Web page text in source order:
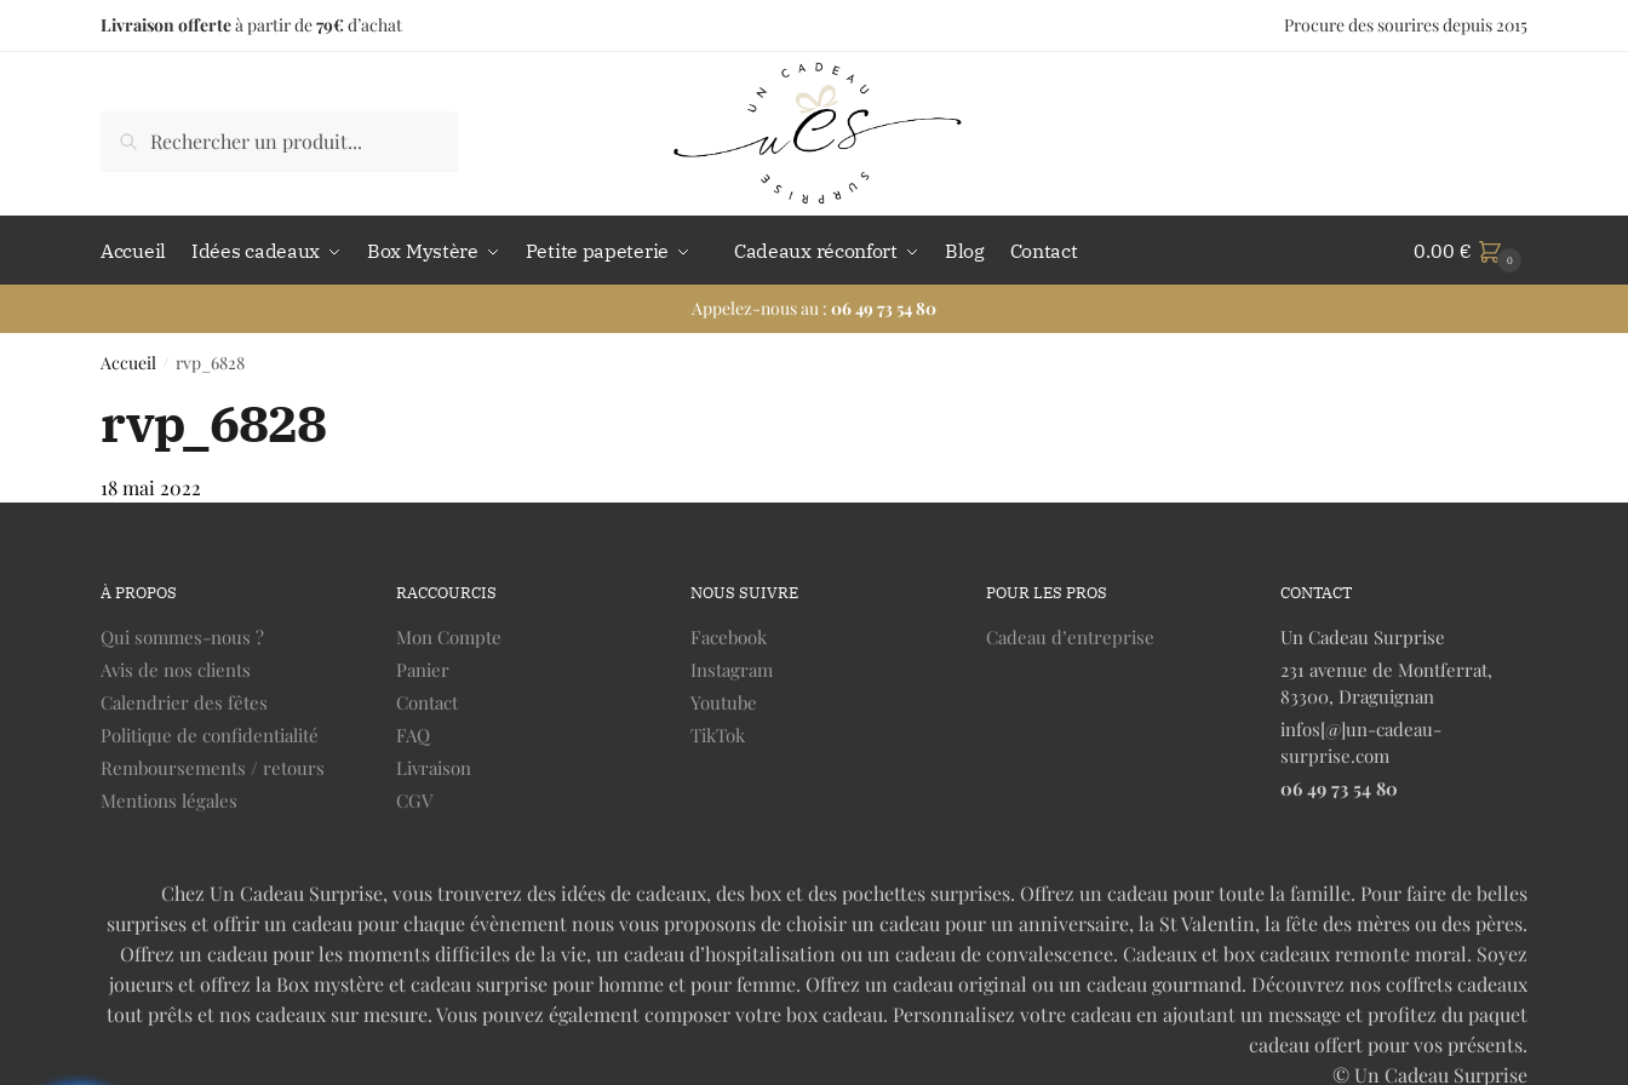
Livraison offerteà partir de79€d’achat Procure des sourires depuis 2015
Accueil Idées cadeaux Box Mystère Petite papeterie Cadeaux réconfort Blog Contact 0.00 € 0
Appelez-nous au : 06 49 73 54 80
Accueil / rvp_6828
rvp_6828
18 mai 2022
À PROPOS
Qui sommes-nous ?
Avis de nos clients
Calendrier des fêtes
Politique de confidentialité
Remboursements / retours
Mentions légales
RACCOURCIS
Mon Compte
Panier
Contact
FAQ
Livraison
CGV
NOUS SUIVRE
Facebook
Instagram
Youtube
TikTok
POUR LES PROS
Cadeau d’entreprise
CONTACT
Un Cadeau Surprise
231 avenue de Montferrat,
83300, Draguignan
infos[@]un-cadeau-
surprise.com
06 49 73 54 80
Chez Un Cadeau Surprise, vous trouverez des idées de cadeaux, des box et des pochettes surprises. Offrez un cadeau pour toute la famille. Pour faire de belles
surprises et offrir un cadeau pour chaque évènement nous vous proposons de choisir un cadeau pour un anniversaire, la St Valentin, la fête des mères ou des pères.
Offrez un cadeau pour les moments difficiles de la vie, un cadeau d’hospitalisation ou un cadeau de convalescence. Cadeaux et box cadeaux remonte moral. Soyez
joueurs et offrez la Box mystère et cadeau surprise pour homme et pour femme. Offrez un cadeau original ou un cadeau gourmand. Découvrez nos coffrets cadeaux
tout prêts et nos cadeaux sur mesure. Vous pouvez également composer votre box cadeau. Personnalisez votre cadeau en ajoutant un message et profitez du paquet
cadeau offert pour vos présents.
© Un Cadeau Surprise